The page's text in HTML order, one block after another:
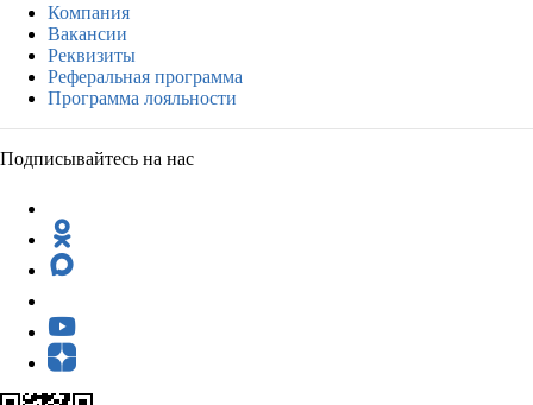
Компания
Вакансии
Реквизиты
Реферальная программа
Программа лояльности
Подписывайтесь на нас